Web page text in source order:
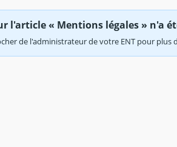
l'article « Mentions légales » n'a
de l'administrateur de votre ENT pour plus